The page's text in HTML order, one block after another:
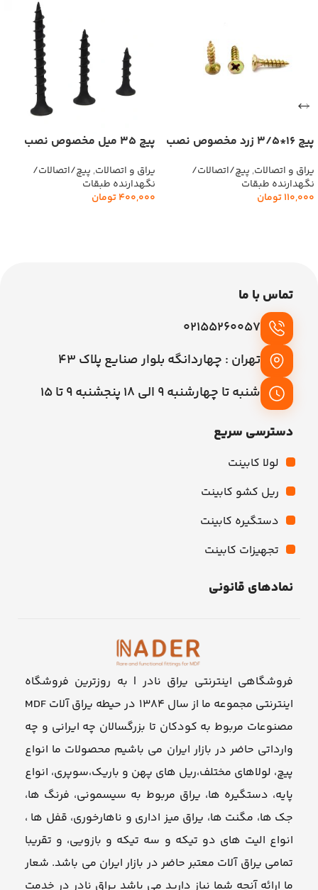
پیچ 16*3/5 زرد مخصوص نصب
یراق و اتصالات, پیچ/اتصالات/
نگهدارنده طبقات
110,000تومان
پیچ 35 میل مخصوص نصب
یراق و اتصالات, پیچ/اتصالات/
نگهدارنده طبقات
400,000تومان
تماس با ما
02155260057
تهران : چهاردانگه بلوار صنایع پلاک 43
شنبه تا چهارشنبه 9 الی 18 پنجشنبه 9 تا 15
دسترسی سریع
لولا کابینت
ریل کشو کابینت
دستگیره کابینت
تجهیزات کابینت
نمادهای قانونی
فروشگاهی اینترنتی یراق نادر | به روزترین فروشگاه
اینترنتی مجموعه ما از سال ۱۳۸۴ در حیطه یراق آلات MDF
مصنوعات مربوط به کودکان تا بزرگسالان چه ایرانی و چه
وارداتی حاضر در بازار ایران می باشیم محصولات ما انواع
پیچ، لولاهای مختلف،ریل های پهن و باریک،سوپری، انواع
پایه، دستگیره ها، یراق مربوط به سیسمونی، فرنگ ها،
جک ها، مگنت ها، یراق میز اداری و ناهارخوری، قفل ها ،
انواع الیت های دو تیکه و سه تیکه و بازویی، و تقریبا
تمامی یراق آلات معتبر حاضر در بازار ایران می باشد. شعار
ما ارائه آنچه شما نیاز دارید می باشد یراق نادر در خدمت